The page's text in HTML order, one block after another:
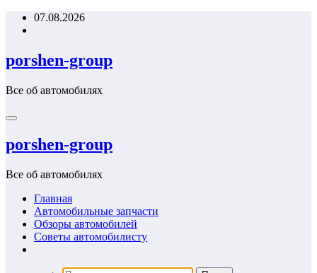
Перейти07.08.2026
porshen-group
Все об автомобилях
porshen-group
Все об автомобилях
Главная
Автомобильные запчасти
Обзоры автомобилей
Советы автомобилисту